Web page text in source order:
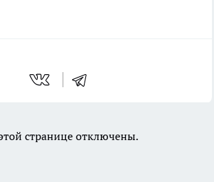
странице отключены.